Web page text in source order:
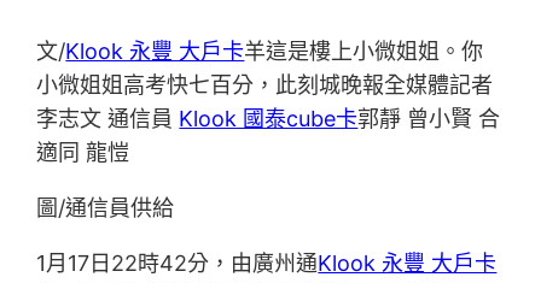
文/Klook 永豐 大戶卡羊這是樓上小微姐姐。你
小微姐姐高考快七百分，此刻城晚報全媒體記者
李志文 通信員 Klook 國泰cube卡郭靜 曾小賢 合
適同 龍愷
圖/通信員供給
1月17日22時42分，由廣州通Klook 永豐 大戶卡